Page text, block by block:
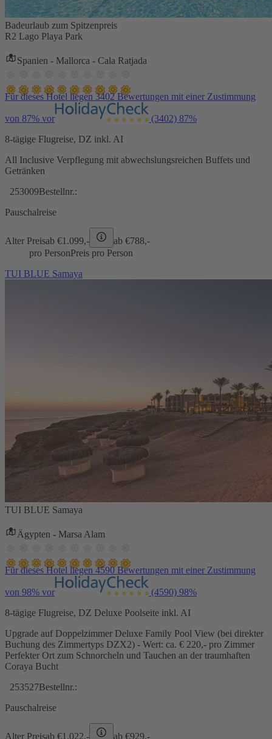
Badeurlaub zum Spitzenpreis
R2 Lago Playa Park
Spanien - Mallorca - Cala Ratjada
Für dieses Hotel liegen 3402 Bewertungen mit einer Zustimmung
von 87% vor (3402) 87%
8-tägige Flugreise, DZ inkl. AI
All Inclusive Verpflegung mit abwechslungsreichen Buffets und
Getränken
253009Bestellnr.:
Pauschalreise
Alter Preisab €1.099,- ab €788,-
pro PersonPreis pro Person
TUI BLUE Samaya
TUI BLUE Samaya
Ägypten - Marsa Alam
Für dieses Hotel liegen 4590 Bewertungen mit einer Zustimmung
von 98% vor (4590) 98%
8-tägige Flugreise, DZ Deluxe Poolseite inkl. AI
Upgrade auf Doppelzimmer Deluxe Family Pool View (bei direkter
Buchung des Zimmertyps DZX2) - Wert: ca. € 220,- pro Zimmer
Perfekter Ort zum Schnorcheln und Tauchen an der traumhaften
Coraya Bucht
253527Bestellnr.:
Pauschalreise
Alter Preisab €1.022,- ab €929,-